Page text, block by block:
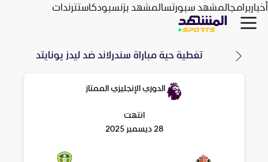
أخباربرامجالمشهد سبورتسالمشهد بزنسبودكاستترندات
تغطية حية مباراة سندرلاند ضد ليدز يونايتد
الدوري الإنجليزي الممتاز
انتهت
28 ديسمبر 2025